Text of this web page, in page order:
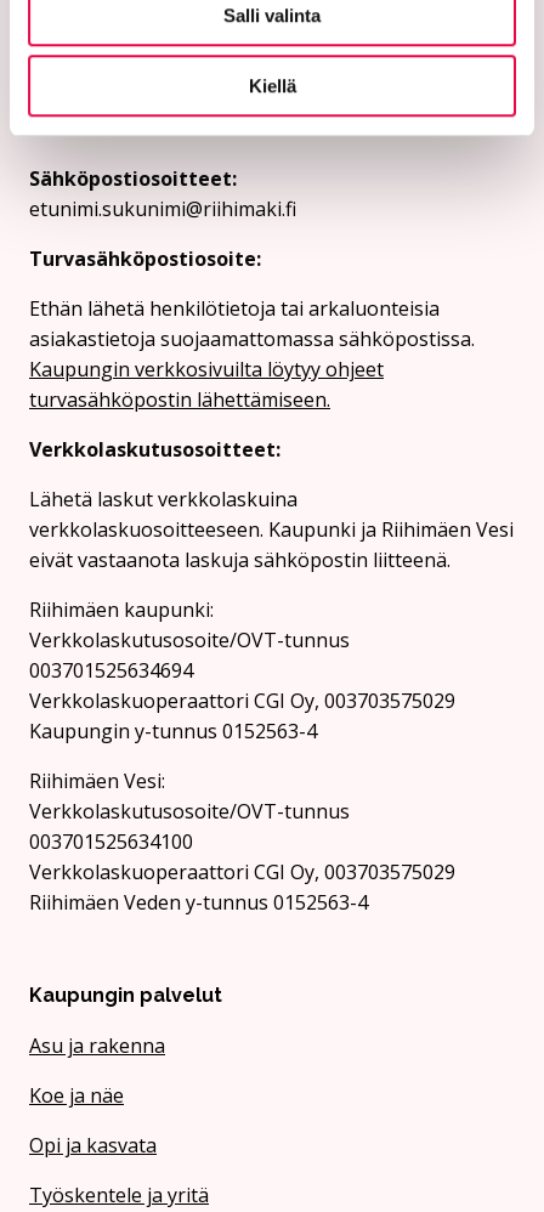
Salli valinta
Kiellä
PL 125 (Eteläinen Asemakatu 2)
Vaihde: 019 758 4000
Sähköpostiosoitteet:
etunimi.sukunimi@riihimaki.fi
Turvasähköpostiosoite:
Ethän lähetä henkilötietoja tai arkaluonteisia
asiakastietoja suojaamattomassa sähköpostissa.
Kaupungin verkkosivuilta löytyy ohjeet
turvasähköpostin lähettämiseen.
Verkkolaskutusosoitteet:
Lähetä laskut verkkolaskuina
verkkolaskuosoitteeseen. Kaupunki ja Riihimäen Vesi
eivät vastaanota laskuja sähköpostin liitteenä.
Riihimäen kaupunki:
Verkkolaskutusosoite/OVT-tunnus
003701525634694
Verkkolaskuoperaattori CGI Oy, 003703575029
Kaupungin y-tunnus 0152563-4
Rii­hi­mäen Vesi:
Verkkolaskutusosoite/OVT-tunnus
003701525634100
Verkkolaskuoperaattori CGI Oy, 003703575029
Riihimäen Veden y-tunnus 0152563-4
Kaupungin palvelut
Asu ja rakenna
Koe ja näe
Opi ja kasvata
Työskentele ja yritä